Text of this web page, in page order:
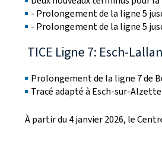
- Prolongement de la ligne 5
- Prolongement de la ligne 5
TICE Ligne 7: Esch-
Prolongement de la ligne 7 de
Tracé adapté à Esch-sur-
À partir du 4 janvier 2026, le